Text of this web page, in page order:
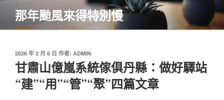
主
那年颱風來得特別慢
發
佈
於
2026 年 2 月 6 日 作者: ADMIN
甘肅山億嵐系統傢俱丹縣：做好驛站
“建”“用”“管”“聚”四篇文章